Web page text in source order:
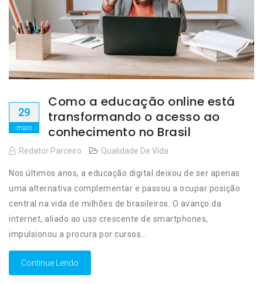
29
maio
Como a educação online está
transformando o acesso ao
conhecimento no Brasil
Redator Parceiro Qualidade De Vida
Nos últimos anos, a educação digital deixou de ser apenas
uma alternativa complementar e passou a ocupar posição
central na vida de milhões de brasileiros. O avanço da
internet, aliado ao uso crescente de smartphones,
impulsionou a procura por cursos…
Continue Lendo